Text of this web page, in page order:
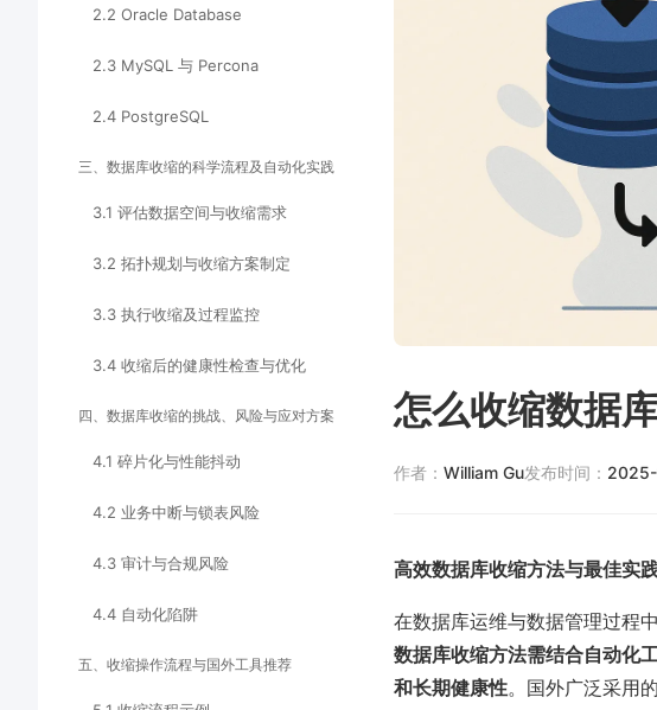
2.2 Oracle Database
2.3 MySQL 与 Percona
2.4 PostgreSQL
三、数据库收缩的科学流程及自动化实践
3.1 评估数据空间与收缩需求
3.2 拓扑规划与收缩方案制定
3.3 执行收缩及过程监控
3.4 收缩后的健康性检查与优化
四、数据库收缩的挑战、风险与应对方案
4.1 碎片化与性能抖动
4.2 业务中断与锁表风险
4.3 审计与合规风险
4.4 自动化陷阱
五、收缩操作流程与国外工具推荐
怎么收缩数据
作者： William Gu发布时间：
高效数据库收缩方法与最佳实
在数据库运维与数据管理过程
数据库收缩方法需结合自动化
和长期健康性。国外广泛采用